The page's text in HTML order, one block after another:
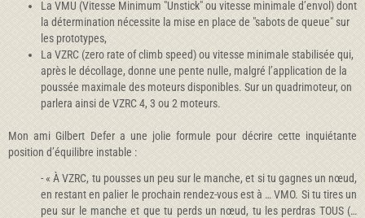
La VMU (Vitesse Minimum "Unstick" ou vitesse minimale d’envol) dont
la détermination nécessite la mise en place de "sabots de queue" sur
les prototypes,
La VZRC (zero rate of climb speed) ou vitesse minimale stabilisée qui,
après le décollage, donne une pente nulle, malgré l’application de la
poussée maximale des moteurs disponibles. Sur un quadrimoteur, on
parlera ainsi de VZRC 4, 3 ou 2 moteurs.
Mon ami Gilbert Defer a une jolie formule pour décrire cette inquiétante
position d’équilibre instable :
- « À VZRC, tu pousses un peu sur le manche, et si tu gagnes un nœud,
en restant en palier le prochain rendez-vous est à … VMO. Si tu tires un
peu sur le manche et que tu perds un nœud, tu les perdras TOUS (…